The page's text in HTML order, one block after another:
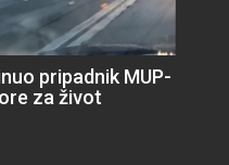
pripadnik MUP-
za život